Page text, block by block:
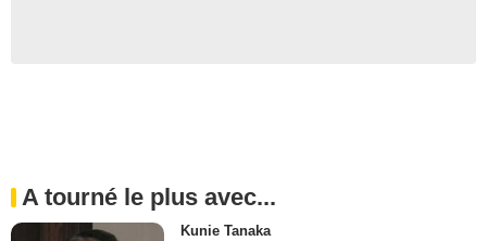
A tourné le plus avec...
Kunie Tanaka